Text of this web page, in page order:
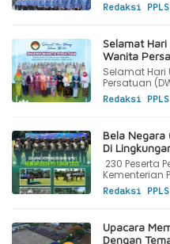
Redaksi PPLS
Selamat
Wanita
Selamat
Persatuan
Redaksi PPLS
Bela Negara
Di
230 Peserta
Kementerian
Redaksi PPLS
Upacara
Dengan